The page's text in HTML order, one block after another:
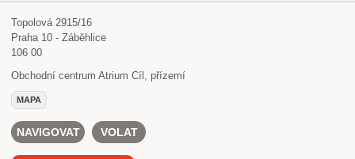
Topolová 2915/16
Praha 10 - Záběhlice
106 00
Obchodní centrum Atrium Cíl, přízemí
MAPA
NAVIGOVAT VOLAT